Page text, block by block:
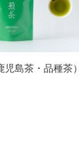
島茶・品種茶）